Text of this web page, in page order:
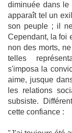
diminuée dans le
apparaît tel un
son peuple ; il
Cependant, la foi
non des morts,
telles
s'imposa la
aime, jusque
les relations
subsiste.
cette confiance :